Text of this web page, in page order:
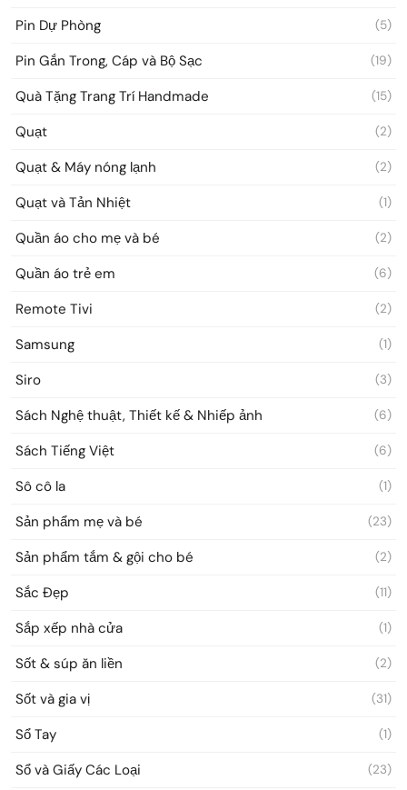
Pin Dự Phòng (5)
Pin Gắn Trong, Cáp và Bộ Sạc (19)
Quà Tặng Trang Trí Handmade (15)
Quạt (2)
Quạt & Máy nóng lạnh (2)
Quạt và Tản Nhiệt (1)
Quần áo cho mẹ và bé (2)
Quần áo trẻ em (6)
Remote Tivi (2)
Samsung (1)
Siro (3)
Sách Nghệ thuật, Thiết kế & Nhiếp ảnh (6)
Sách Tiếng Việt (6)
Sô cô la (1)
Sản phẩm mẹ và bé (23)
Sản phẩm tắm & gội cho bé (2)
Sắc Đẹp (11)
Sắp xếp nhà cửa (1)
Sốt & súp ăn liền (2)
Sốt và gia vị (31)
Sổ Tay (1)
Sổ và Giấy Các Loại (23)